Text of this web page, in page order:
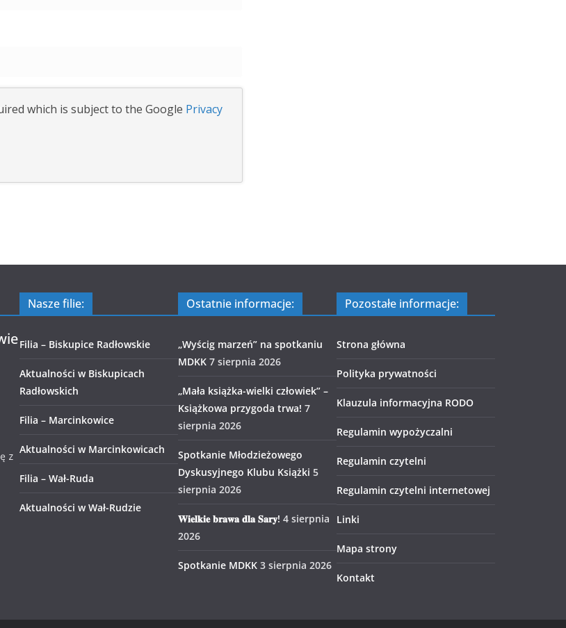
which is subject to the Google Privacy
z
Nasze filie:
Filia – Biskupice Radłowskie
Aktualności w Biskupicach
Radłowskich
Filia – Marcinkowice
Aktualności w Marcinkowicach
Filia – Wał-Ruda
Aktualności w Wał-Rudzie
Ostatnie informacje:
„Wyścig marzeń” na spotkaniu
MDKK 7 sierpnia 2026
„Mała książka-wielki człowiek” –
Książkowa przygoda trwa! 7
sierpnia 2026
Spotkanie Młodzieżowego
Dyskusyjnego Klubu Książki 5
sierpnia 2026
𝐖𝐢𝐞𝐥𝐤𝐢𝐞 𝐛𝐫𝐚𝐰𝐚 𝐝𝐥𝐚 𝐒𝐚𝐫𝐲! 4 sierpnia
2026
Spotkanie MDKK 3 sierpnia 2026
Pozostałe informacje:
Strona główna
Polityka prywatności
Klauzula informacyjna RODO
Regulamin wypożyczalni
Regulamin czytelni
Regulamin czytelni internetowej
Linki
Mapa strony
Kontakt